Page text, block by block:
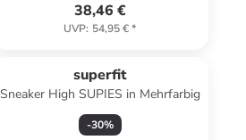
38,46 €
UVP: 54,95 €*
superfit
Sneaker High SUPIES in Mehrfarbig
-30%